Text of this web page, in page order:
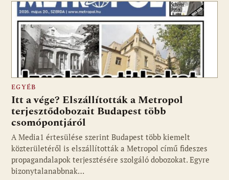
EGYÉB
Itt a vége? Elszállították a Metropol
terjesztődobozait Budapest több
csomópontjáról
A Media1 értesülése szerint Budapest több kiemelt
közterületéről is elszállították a Metropol című fideszes
propagandalapok terjesztésére szolgáló dobozokat. Egyre
bizonytalanabbnak…